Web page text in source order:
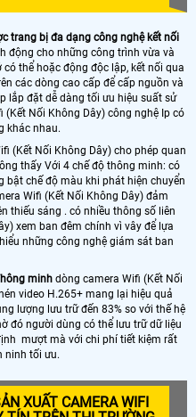
trang bị đa dạng công nghệ kết nối
động cho những công trình vừa và
thể hoặc động độc lập, kết nối qua
các dòng cao cấp để cấp nguồn và
lắp đặt dễ dàng tối ưu hiệu suất sử
Nối Không Dây) công nghệ Ip có
khác nhau.
(Kết Nối Không Dây) cho phép quan
thấy Với 4 chế độ thông minh: có
bật chế độ màu khi phát hiện chuyển
Wifi (Kết Nối Không Dây) đảm
thiếu sáng . có nhiều thông số liên
xem ban đêm chính vì vây để lựa
những công nghệ giám sát ban
minh dòng camera Wifi (Kết Nối
video H.265+ mang lại hiệu quả
lượng lưu trữ đến 83% so với thế hệ
đó người dùng có thể lưu trữ dữ liệu
mượt mà với chi phí tiết kiệm rất
ninh tối ưu.
XUẤT CAMERA WIFI